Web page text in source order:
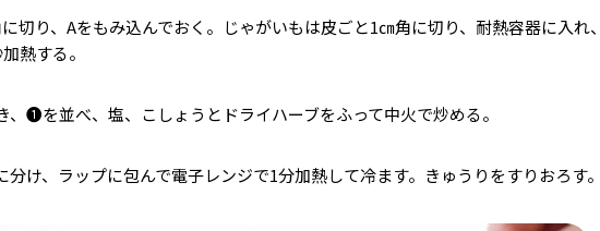
切り、Aをもみ込んでおく。じゃがいもは皮ごと1㎝角に切り、耐熱容器に入れ
熱する。
❶を並べ、塩、こしょうとドライハーブをふって中火で炒める。
け、ラップに包んで電子レンジで1分加熱して冷ます。きゅうりをすりおろす。